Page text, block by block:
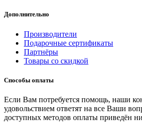
Дополнительно
Производители
Подарочные сертификаты
Партнёры
Товары со скидкой
Способы оплаты
Если Вам потребуется помощь, наши
удовольствием ответят на все Ваши
доступных методов оплаты приведён